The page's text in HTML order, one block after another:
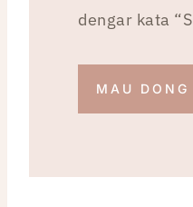
dengar kata
MAU DONG